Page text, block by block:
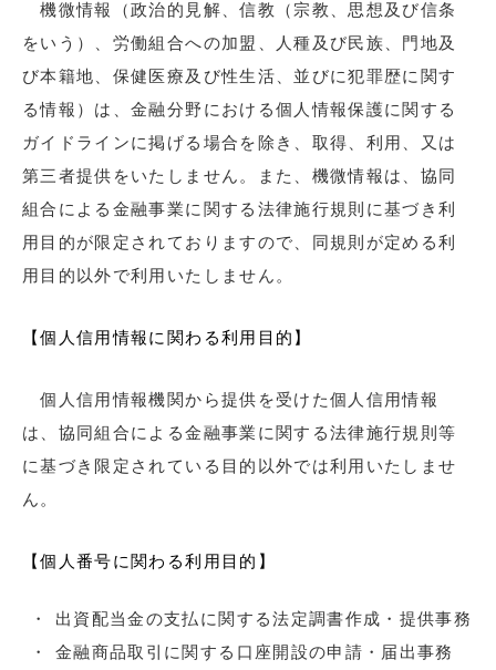
機微情報（政治的見解、信教（宗教、思想及び信条
をいう）、労働組合への加盟、人種及び民族、門地及
び本籍地、保健医療及び性生活、並びに犯罪歴に関す
る情報）は、金融分野における個人情報保護に関する
ガイドラインに掲げる場合を除き、取得、利用、又は
第三者提供をいたしません。また、機微情報は、協同
組合による金融事業に関する法律施行規則に基づき利
用目的が限定されておりますので、同規則が定める利
用目的以外で利用いたしません。
【個人信用情報に関わる利用目的】
個人信用情報機関から提供を受けた個人信用情報
は、協同組合による金融事業に関する法律施行規則等
に基づき限定されている目的以外では利用いたしませ
ん。
【個人番号に関わる利用目的】
出資配当金の支払に関する法定調書作成・提供事務
金融商品取引に関する口座開設の申請・届出事務